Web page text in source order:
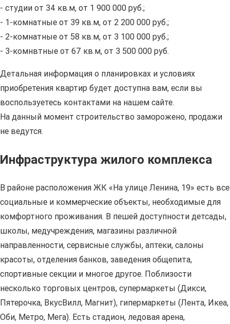
- студии от 34 кв.м, от 1 900 000 руб.;
- 1-комнатные от 39 кв.м, от 2 200 000 руб.;
- 2-комнатные от 58 кв.м, от 3 100 000 руб.;
- 3-комнвтные от 67 кв.м, от 3 500 000 руб.
Детальная информация о планировках и условиях
приобретения квартир будет доступна вам, если вы
воспользуетесь контактами на нашем сайте.
На данный момент строительство заморожено, продажи
не ведутся.
Инфраструктура жилого комплекса
В районе расположения ЖК «На улице Ленина, 19» есть все
социальные и коммерческие объекты, необходимые для
комфортного проживания. В пешей доступности детсады,
школы, медучреждения, магазины различной
направленности, сервисные службы, аптеки, салоны
красоты, отделения банков, заведения общепита,
спортивные секции и многое другое. Поблизости
несколько торговых центров, супермаркеты (Дикси,
Пятерочка, ВкусВилл, Магнит), гипермаркеты (Лента, Икеа,
Оби, Метро, Мега). Есть стадион, ледовая арена,